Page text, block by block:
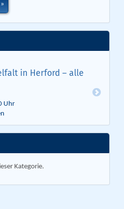
in Herford – alle
Uhr
Kategorie.